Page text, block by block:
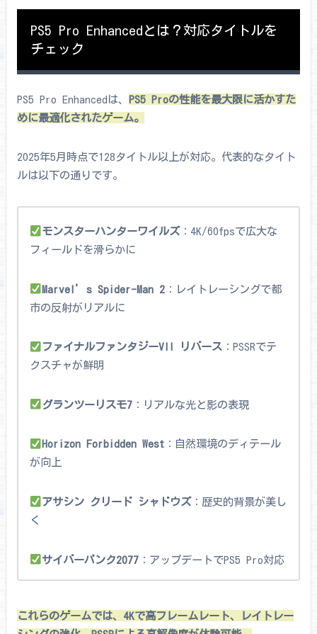
PS5 Pro Enhancedとは？対応タイトルを
チェック
PS5 Pro Enhancedは、 PS5 Proの性能を最大限に活かすた
めに最適化されたゲーム。
2025年5月時点で128タイトル以上が対応。代表的なタイト
ルは以下の通りです。
モンスターハンターワイルズ：4K/60fpsで広大な
フィールドを滑らかに
Marvel’s Spider-Man 2 ：レイトレーシングで都
市の反射がリアルに
ファイナルファンタジーVII リバース ：PSSRでテ
クスチャが鮮明
グランツーリスモ7 ：リアルな光と影の表現
Horizon Forbidden West ：自然環境のディテール
が向上
アサシン クリード シャドウズ：歴史的背景が美し
く
サイバーパンク2077 ：アップデートでPS5 Pro対応
これらのゲームでは、4Kで高フレームレート、レイトレー